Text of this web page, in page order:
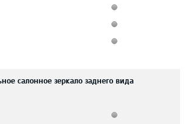
салонное зеркало заднего вида